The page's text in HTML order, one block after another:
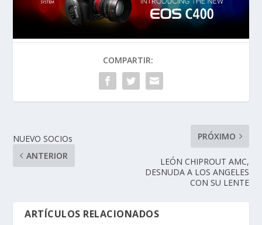
COMPARTIR:
NUEVO SOCIOs
ANTERIOR
PRÓXIMO
LEÓN CHIPROUT AMC,
DESNUDA A LOS ANGELES
CON SU LENTE
ARTÍCULOS RELACIONADOS